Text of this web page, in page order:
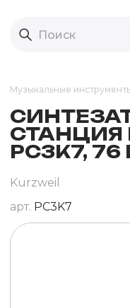
Музыкальные
СТАНЦИЯ
PC3K7,
Kurzweil
арт. PC3K7